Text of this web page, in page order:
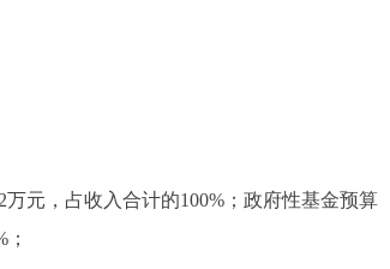
元，占收入合计的100%；政府性基金预算